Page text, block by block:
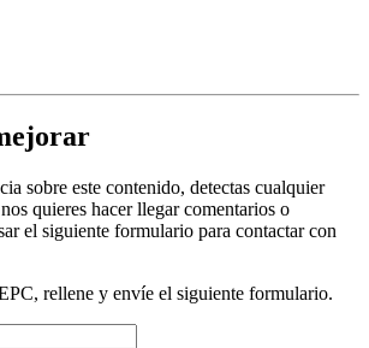
sobre este contenido, detectas cualquier
quieres hacer llegar comentarios o
el siguiente formulario para contactar con
rellene y envíe el siguiente formulario.